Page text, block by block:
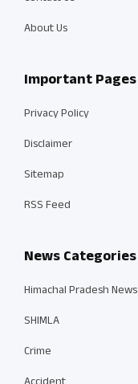
About Us
Important Pages
Privacy Policy
Disclaimer
Sitemap
RSS Feed
News Categories
Himachal Pradesh News
SHIMLA
Crime